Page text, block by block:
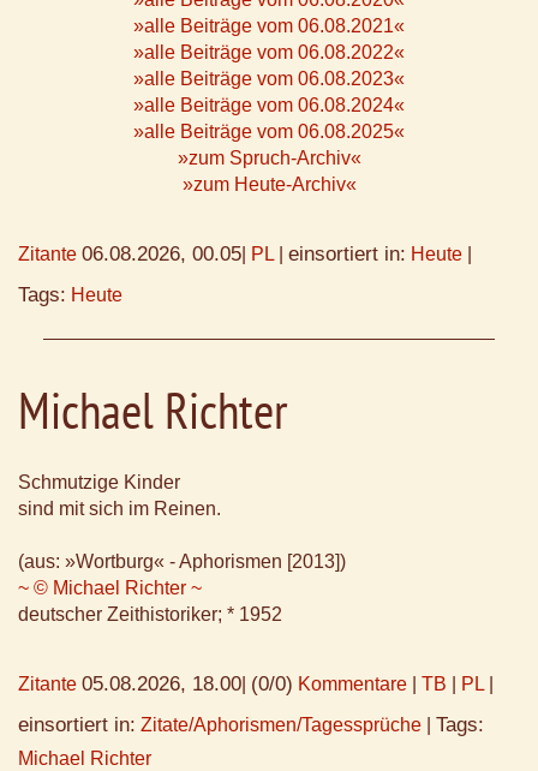
»alle Beiträge vom 06.08.2021«
»alle Beiträge vom 06.08.2022«
»alle Beiträge vom 06.08.2023«
»alle Beiträge vom 06.08.2024«
»alle Beiträge vom 06.08.2025«
»zum Spruch-Archiv«
»zum Heute-Archiv«
Zitante 06.08.2026, 00.05 PL einsortiert in: Heute
Tags: Heute
Michael Richter
Schmutzige Kinder
sind mit sich im Reinen.
(aus: »Wortburg« - Aphorismen [2013])
~ © Michael Richter ~
deutscher Zeithistoriker; * 1952
Zitante 05.08.2026, 18.00 (0/0) Kommentare TB PL
einsortiert in: Zitate/Aphorismen/Tagessprüche Tags:
Michael Richter